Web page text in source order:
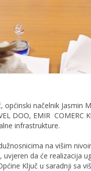
načelnik Jasmin
DOO, EMIR COMERC
infrastrukture.
na višim
uvjeren da će
Ključ u saradnji sa